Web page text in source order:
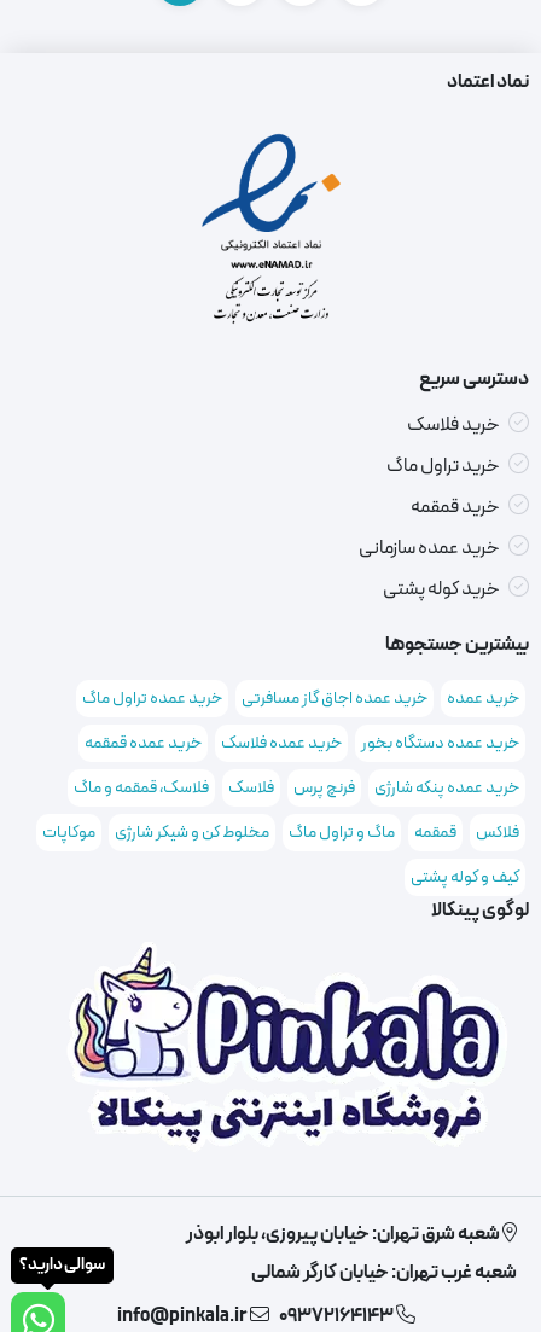
نماد اعتماد
دسترسی سریع
خرید فلاسک
خرید تراول ماگ
خرید قمقمه
خرید عمده سازمانی
خرید کوله پشتی
بیشترین جستجوها
خرید عمده خرید عمده اجاق گاز مسافرتی
خرید عمده تراول ماگ
خرید عمده دستگاه بخور
خرید عمده فلاسک
خرید عمده قمقمه
خرید عمده پنکه شارژی
فرنچ پرس فلاسک
فلاسک، قمقمه و ماگ
فلاکس
قمقمه ماگ و تراول ماگ مخلوط کن و شیکر شارژی
موکاپات
کیف و کوله پشتی
لوگوی پینکالا
شعبه شرق تهران: خیابان پیروزی، بلوار ابوذر
شعبه غرب تهران: خیابان کارگر شمالی
09372164143
info@pinkala.ir
سوالی دارید؟